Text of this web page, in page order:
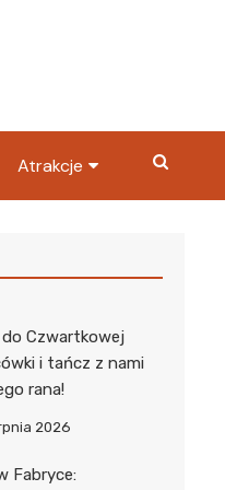
Atrakcje
do Czwartkowej
i tańcz z nami
rana!
2026
Fabryce: